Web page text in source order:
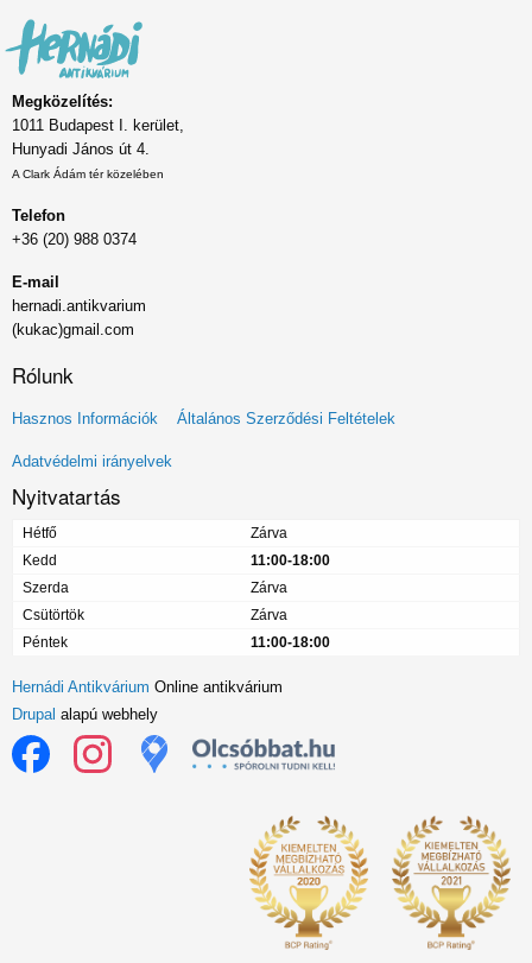
Megközelítés:
1011 Budapest I. kerület,
Hunyadi János út 4.
A Clark Ádám tér közelében
Telefon
+36 (20) 988 0374
E-mail
hernadi.antikvarium
(kukac)gmail.com
Rólunk
Lábléc
menü
Hasznos Információk Általános Szerződési Feltételek
Adatvédelmi irányelvek
Nyitvatartás
Hétfő
Zárva
Kedd
11:00-18:00
Szerda
Zárva
Csütörtök
Zárva
Péntek
11:00-18:00
Hernádi Antikvárium Online antikvárium
Drupal alapú webhely